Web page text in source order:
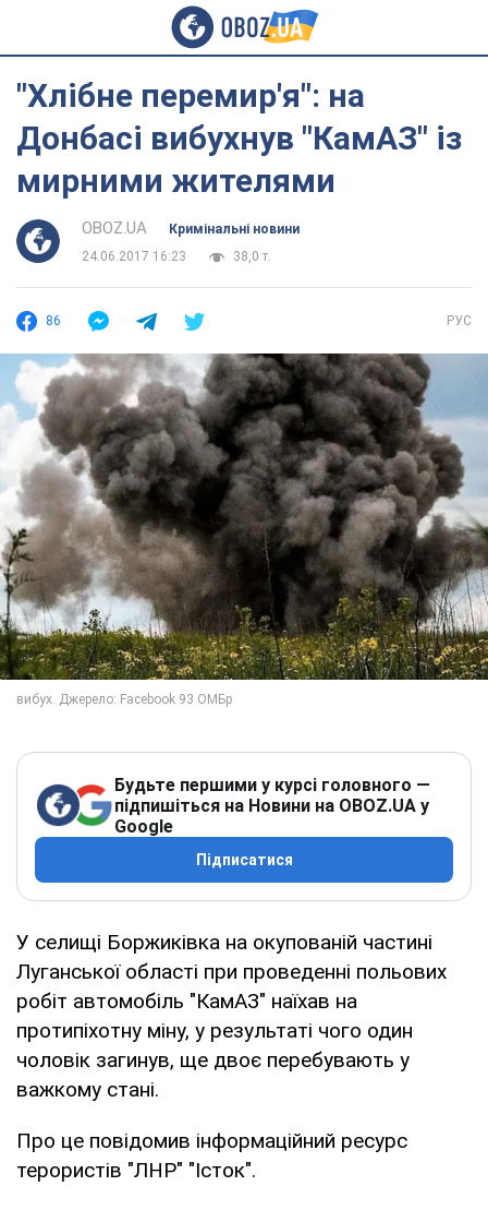
"Хлібне перемир'я": на
Донбасі вибухнув "КамАЗ" із
мирними жителями
OBOZ.UA
Кримінальні новини
24.06.2017 16:23
38,0 т.
86 РУС
Будьте першими у курсі головного —
підпишіться на Новини на OBOZ.UA у
Google
Підписатися
У селищі Боржиківка на окупованій частині
Луганської області при проведенні польових
робіт автомобіль "КамАЗ" наїхав на
протипіхотну міну, у результаті чого один
чоловік загинув, ще двоє перебувають у
важкому стані.
Про це повідомив інформаційний ресурс
терористів "ЛНР" "Істок".